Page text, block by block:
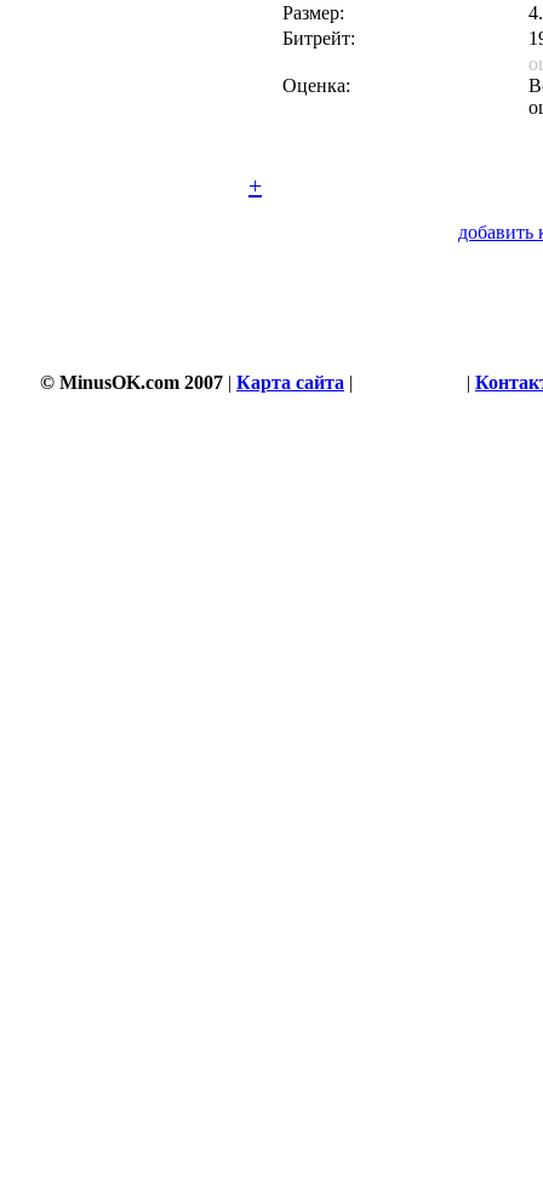
Размер:
Битрейт:
Оценка:
+
добавить
© MinusOK.com 2007 | Карта сайта | |